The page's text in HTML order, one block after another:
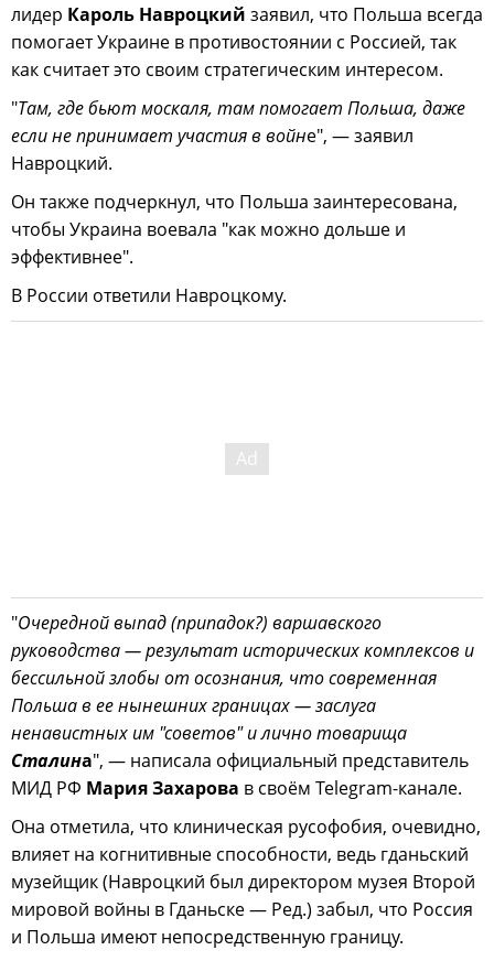
лидер Кароль Навроцкий заявил, что Польша всегда
помогает Украине в противостоянии с Россией, так
как считает это своим стратегическим интересом.
"Там, где бьют москаля, там помогает Польша, даже
если не принимает участия в войне", — заявил
Навроцкий.
Он также подчеркнул, что Польша заинтересована,
чтобы Украина воевала "как можно дольше и
эффективнее".
В России ответили Навроцкому.
"Очередной выпад (припадок?) варшавского
руководства — результат исторических комплексов и
бессильной злобы от осознания, что современная
Польша в ее нынешних границах — заслуга
ненавистных им "советов" и лично товарища
Сталина", — написала официальный представитель
МИД РФ Мария Захарова в своём Telegram-канале.
Она отметила, что клиническая русофобия, очевидно,
влияет на когнитивные способности, ведь гданьский
музейщик (Навроцкий был директором музея Второй
мировой войны в Гданьске — Ред.) забыл, что Россия
и Польша имеют непосредственную границу.